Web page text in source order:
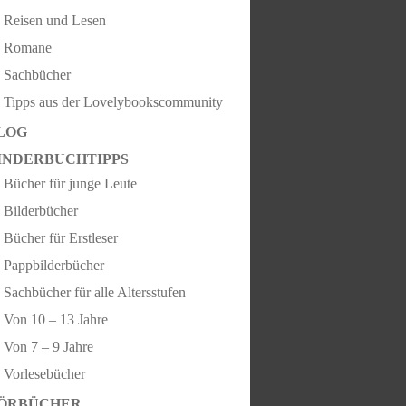
Reisen und Lesen
Romane
Sachbücher
Tipps aus der Lovelybookscommunity
Bücher für junge Leute
Bilderbücher
Bücher für Erstleser
Pappbilderbücher
Sachbücher für alle Altersstufen
Von 10 – 13 Jahre
Von 7 – 9 Jahre
Vorlesebücher